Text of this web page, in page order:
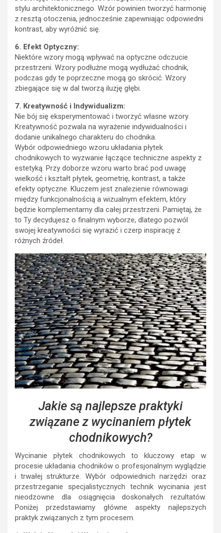
stylu architektonicznego. Wzór powinien tworzyć harmonię
z resztą otoczenia, jednocześnie zapewniając odpowiedni
kontrast, aby wyróżnić się.
6. Efekt Optyczny:
Niektóre wzory mogą wpływać na optyczne odczucie
przestrzeni. Wzory podłużne mogą wydłużać chodnik,
podczas gdy te poprzeczne mogą go skrócić. Wzory
zbiegające się w dal tworzą iluzję głębi.
7. Kreatywność i Indywidualizm:
Nie bój się eksperymentować i tworzyć własne wzory.
Kreatywność pozwala na wyrażenie indywidualności i
dodanie unikalnego charakteru do chodnika.
Wybór odpowiedniego wzoru układania płytek
chodnikowych to wyzwanie łączące techniczne aspekty z
estetyką. Przy doborze wzoru warto brać pod uwagę
wielkość i kształt płytek, geometrię, kontrast, a także
efekty optyczne. Kluczem jest znalezienie równowagi
między funkcjonalnością a wizualnym efektem, który
będzie komplementarny dla całej przestrzeni. Pamiętaj, że
to Ty decydujesz o finalnym wyborze, dlatego pozwól
swojej kreatywności się wyrazić i czerp inspirację z
różnych źródeł.
Jakie są najlepsze praktyki
związane z wycinaniem płytek
chodnikowych?
Wycinanie płytek chodnikowych to kluczowy etap w
procesie układania chodników o profesjonalnym wyglądzie
i trwałej strukturze. Wybór odpowiednich narzędzi oraz
przestrzeganie specjalistycznych technik wycinania jest
nieodzowne dla osiągnięcia doskonałych rezultatów.
Poniżej przedstawiamy główne aspekty najlepszych
praktyk związanych z tym procesem.